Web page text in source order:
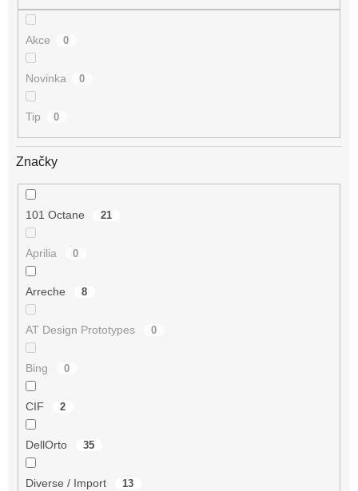
Akce 0
Novinka 0
Tip 0
Značky
101 Octane 21
Aprilia 0
Arreche 8
AT Design Prototypes 0
Bing 0
CIF 2
DellOrto 35
Diverse / Import 13